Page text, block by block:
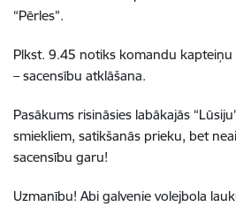
“Pērles”.
Plkst. 9.45 notiks komandu
– sacensību atklāšana.
Pasākums risināsies labākajās
smiekliem, satikšanās prieku, bet
sacensību garu!
Uzmanību! Abi galvenie volejbola